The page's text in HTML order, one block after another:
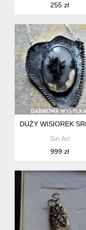
255 zł
DUŻY WISIOREK
Sin Art
999 zł